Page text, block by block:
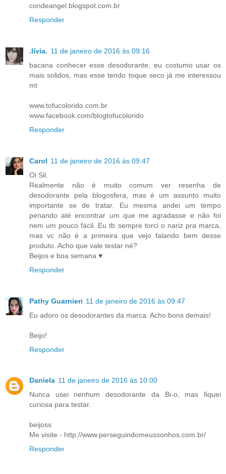
condeangel.blogspot.com.br
Responder
.lívia. 11 de janeiro de 2016 às 09:16
bacana conhecer esse desodorante, eu costumo usar os
mais solidos, mas esse tendo toque seco já me interessou
mt
www.tofucolorido.com.br
www.facebook.com/blogtofucolorido
Responder
Carol 11 de janeiro de 2016 às 09:47
Oi Sil.
Realmente não é muito comum ver resenha de
desodorante pela blogosfera, mas é um assunto muito
importante se de tratar. Eu mesma andei um tempo
penando até encontrar um que me agradasse e não foi
nem um pouco fácil. Eu tb sempre torci o nariz pra marca,
mas vc não é a primeira que vejo falando bem desse
produto. Acho que vale testar né?
Beijos e boa semana ♥
Responder
Pathy Guarnieri 11 de janeiro de 2016 às 09:47
Eu adoro os desodorantes da marca. Acho bons demais!
Beijo!
Responder
Daniela 11 de janeiro de 2016 às 10:00
Nunca usei nenhum desodorante da Bi-o, mas fiquei
curiosa para testar.
beijoss
Me visite - http://www.perseguindomeussonhos.com.br/
Responder